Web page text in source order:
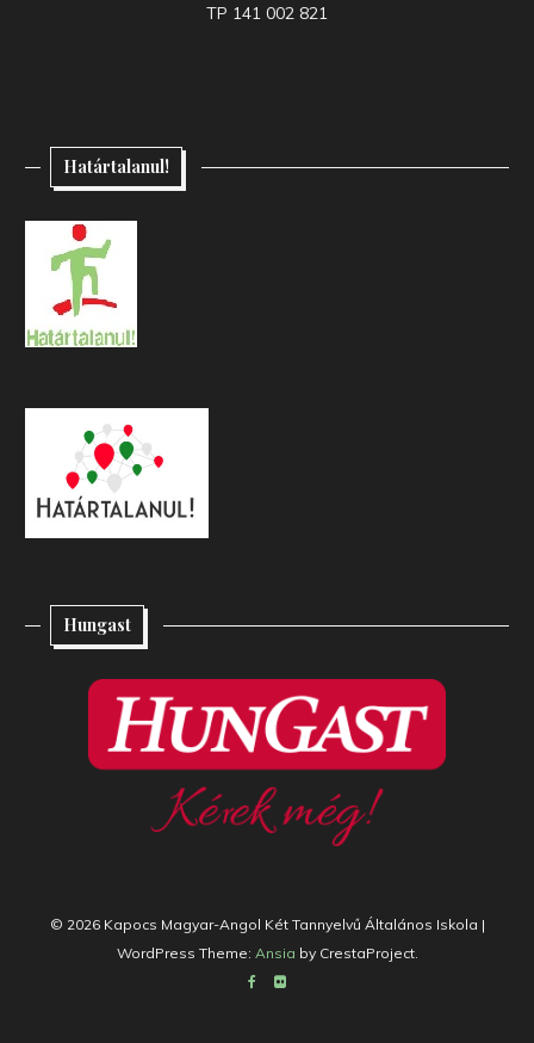
TP 141 002 821
Határtalanul!
Hungast
© 2026 Kapocs Magyar-Angol Két Tannyelvű Általános Iskola |
WordPress Theme: Ansia by CrestaProject.
Facebook
Flickr